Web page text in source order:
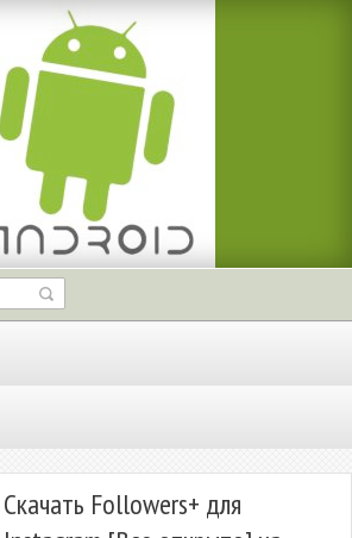
Скачать Followers+ для